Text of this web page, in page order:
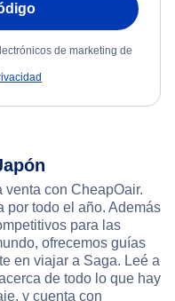
de marketing de
con CheapOair.
por todo el año. Además
para las
ofrecemos guías
en viajar a Saga. Leé a
de todo lo que hay
y cuenta con